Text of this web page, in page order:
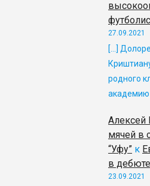
27.09.2021
[…]
родного
академию
Алексей
мячей в
“Уфу” к
в
23.09.2021